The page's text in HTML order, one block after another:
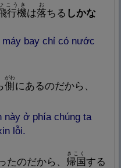
行
HÀNH, HẠNH, HÀNG, 機
こうき
は落
お
ちる しかな
bay chỉ có nước
側
がわ
にあるのだから、
này ở phía chúng ta
lỗi.
たのだから、 帰国
きこく
する